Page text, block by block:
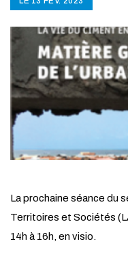
La prochaine séance du
Territoires et Sociétés
14h à 16h, en visio.